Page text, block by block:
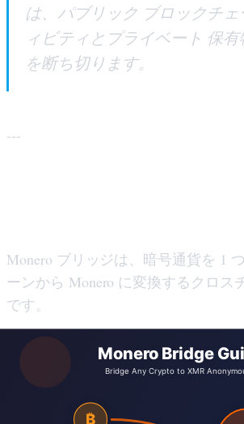
は、パブリック ブロックチ
ィビティとプライベート 保
を断ち切ります。
---
Monero ブリッジは、暗号通貨を 1
ーンから Monero に変換するクロス
です。
アカウントと本人確認を必要とする
異なり、Monero ブリッジは分散型
動作します。つまり、1 種類の暗号